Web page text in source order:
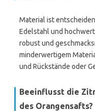
Material ist
Edelstahl und
robust und
minderwertigem
und Rückstände oder
Beeinflusst die
des Orangensafts?